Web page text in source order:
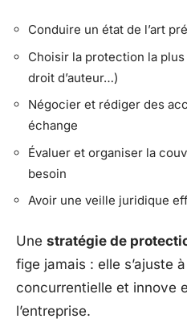
Conduire un état de l’art
Choisir la protection la
droit d’auteur…)
Négocier et rédiger des
échange
Évaluer et organiser la
besoin
Avoir une veille juridique
Une stratégie de
fige jamais : elle s’ajuste
concurrentielle et innove
l’entreprise.